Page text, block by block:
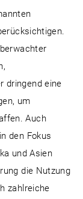
dringend eine
um
Auch
den Fokus
und Asien
die Nutzung
zahlreiche